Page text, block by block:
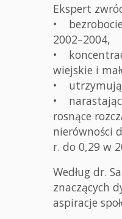
Ekspert
•
2002–2004,
•
wiejskie i
•
•
rosnące
nierówności
r. do 0,29 w
Według dr.
znaczących
aspiracje